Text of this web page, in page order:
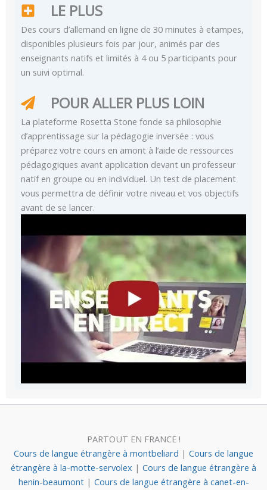
LE PLUS
Des cours d’allemand en ligne de 30 minutes à etampes,
disponibles plusieurs fois par jour, animés par des
enseignants natifs et limités à 4 ou 5 participants pour
un suivi optimal.
POUR ALLER PLUS LOIN
La plateforme Rosetta Stone fonde sa philosophie
d’apprentissage sur la pédagogie inversée : vous
préparez votre cours en amont à l’aide de ressources
pédagogiques avant application devant un professeur
natif en groupe ou en individuel. Un test de placement
vous permettra de définir votre niveau et vos objectifs
avant de se lancer.
PARTOUT EN FRANCE !
Cours de langue étrangère à montbeliard | Cours de langue
étrangère à la-motte-servolex | Cours de langue étrangère à
henin-beaumont | Cours de langue étrangère à canet-en-